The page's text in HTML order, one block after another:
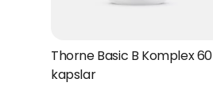
Thorne Basic B Komplex 60
kapslar